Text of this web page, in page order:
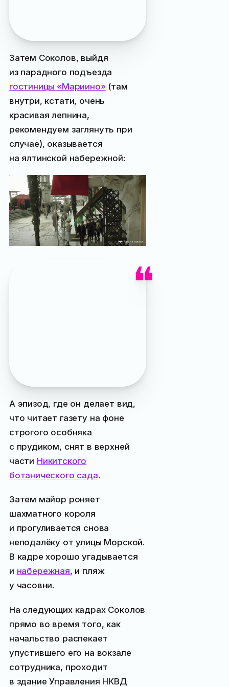
Затем Соколов, выйдя
из парадного подъезда
гостиницы «Мариино»(там
внутри, кстати, очень
красивая лепнина,
рекомендуем заглянуть при
случае), оказывается
на ялтинской набережной:
А эпизод, где он делает вид,
что читает газету на фоне
строгого особняка
с прудиком, снят в верхней
части Никитского
ботанического сада.
Затем майор роняет
шахматного короля
и прогуливается снова
неподалёку от улицы Морской.
В кадре хорошо угадывается
и набережная, и пляж
у часовни.
На следующих кадрах Соколов
прямо во время того, как
начальство распекает
упустившего его на вокзале
сотрудника, проходит
в здание Управления НКВД